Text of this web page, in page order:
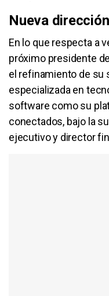
Nueva
En lo que respecta a
próximo presidente
el refinamiento de su
especializada en
software como su
conectados, bajo la
ejecutivo y director